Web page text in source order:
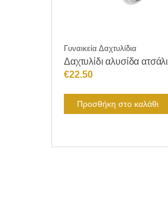
Γυναικεία Δαχτυλίδια
Δαχτυλίδι αλυσίδα ατσάλι
€22.50
Προσθήκη στο καλάθι